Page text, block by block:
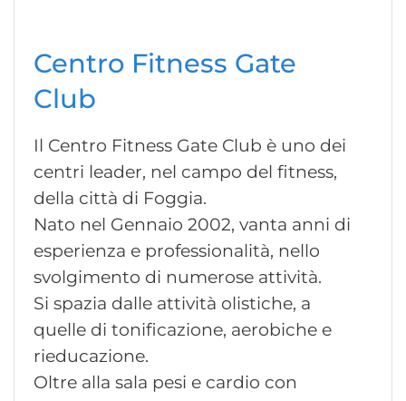
Centro Fitness Gate
Club
Il Centro Fitness Gate Club è uno dei
centri leader, nel campo del fitness,
della città di Foggia.
Nato nel Gennaio 2002, vanta anni di
esperienza e professionalità, nello
svolgimento di numerose attività.
Si spazia dalle attività olistiche, a
quelle di tonificazione, aerobiche e
rieducazione.
Oltre alla sala pesi e cardio con